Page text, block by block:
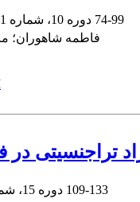
74-99
فاطمه شاهوران؛
تراجنسیتی در
109-133